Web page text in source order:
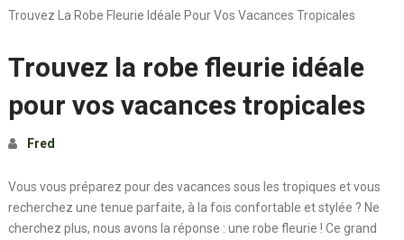
Trouvez La Robe Fleurie Idéale Pour Vos Vacances Tropicales
Trouvez la robe fleurie idéale
pour vos vacances tropicales
Fred
Vous vous préparez pour des vacances sous les tropiques et vous
recherchez une tenue parfaite, à la fois confortable et stylée ? Ne
cherchez plus, nous avons la réponse : une robe fleurie ! Ce grand